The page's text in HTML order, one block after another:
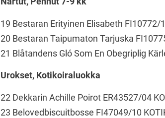
19 Bestaran Erityinen Elisabeth FI10772/
20 Bestaran Taipumaton Tarjuska
21 Blåtandens Gló Som En Obegriplig
Urokset, Kotikoiraluokka
22 Dekkarin Achille Poirot ER43527/04
23 Belovedbiscuitbosse FI47049/10